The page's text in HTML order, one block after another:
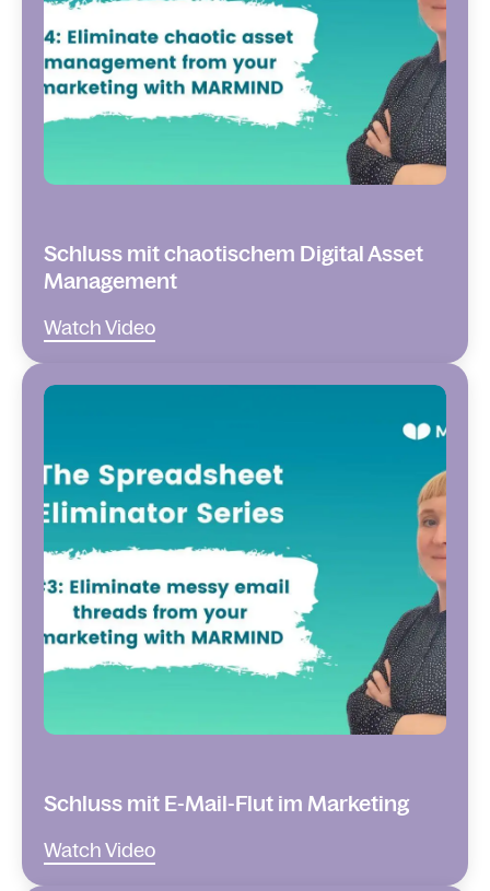
Schluss mit chaotischem Digital Asset
Management
Watch Video
Schluss mit E-Mail-Flut im Marketing
Watch Video